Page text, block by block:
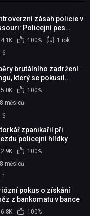
zásah policie v
Policejní pes
ozbrojeného muže
4.1K 100%
1 rok
6
brutálního zadržení
který se pokusil
ruské vojáky
5.0K
100%
8 měsíců
6
zpanikařil při
policejní hlídky
2.9K
100%
8 měsíců
1
pokus o získání
z bankomatu v bance
6.8K
100%